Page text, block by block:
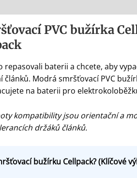
PVC bužírka
repasovali baterii a chcete, aby
článků. Modrá smršťovací PVC
na baterii pro
kompatibility jsou orientační a
držáků článků.
bužírku Cellpack? (Klíčové